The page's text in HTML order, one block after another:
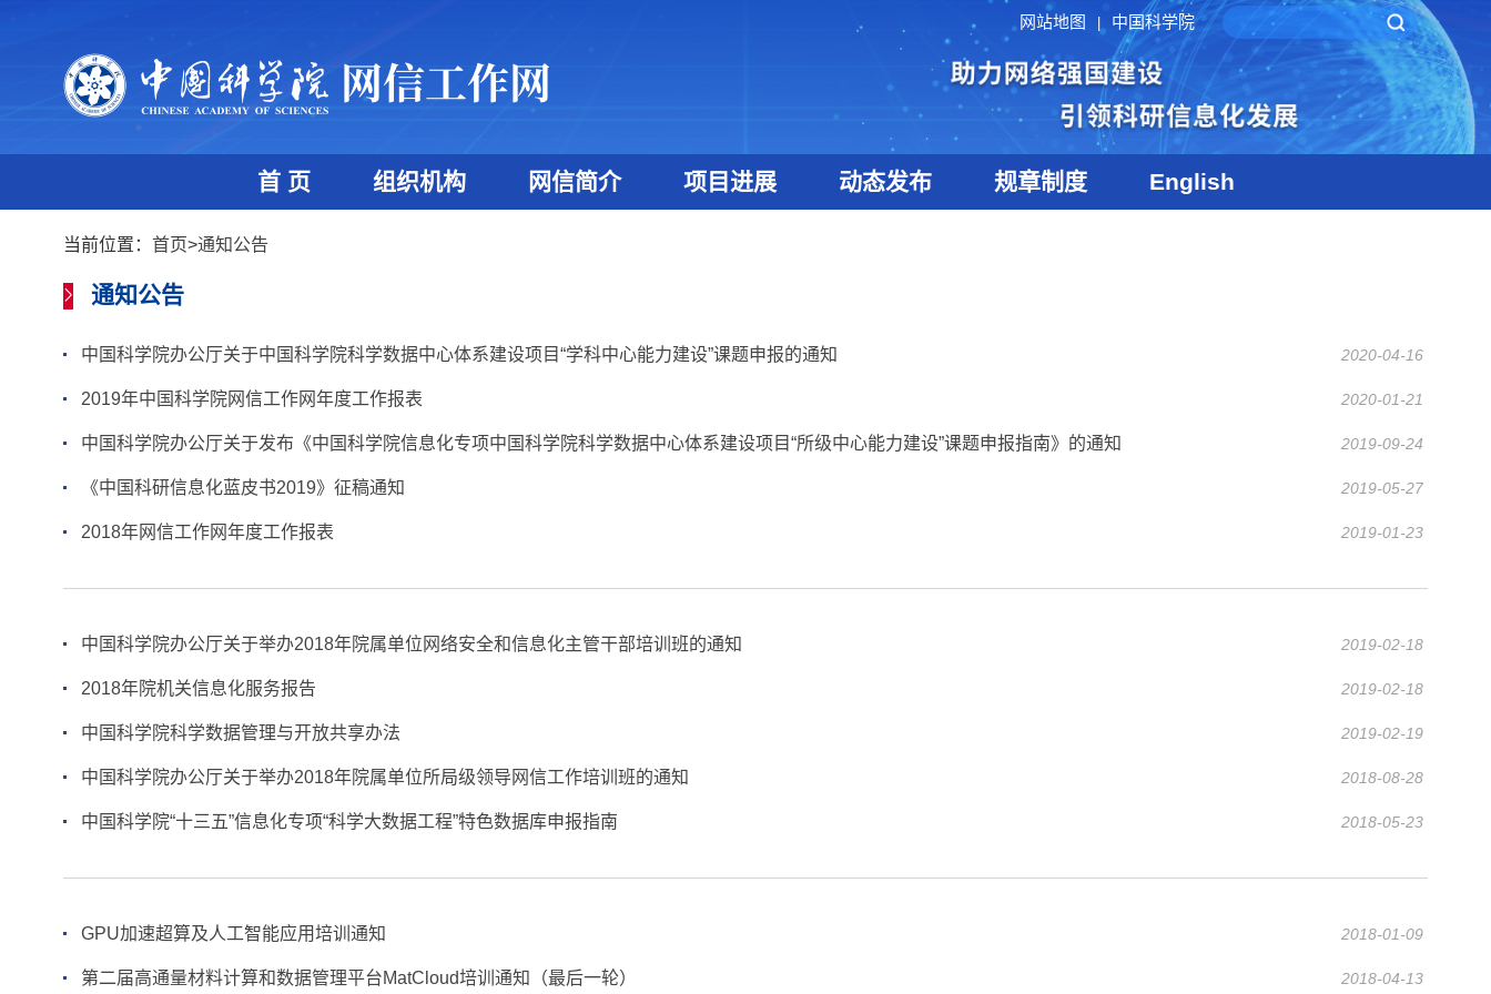
网站地图 中国科学院
首 页 组织机构 网信简介 项目进展 动态发布 规章制度 English
当前位置： 首页>通知公告
通知公告
中国科学院办公厅关于中国科学院科学数据中心体系建设项目“学科中心能力建设”课题申报的通知 2020-04-16
2019年中国科学院网信工作网年度工作报表 2020-01-21
中国科学院办公厅关于发布《中国科学院信息化专项中国科学院科学数据中心体系建设项目“所级中心能力建设”课题申报指南》的通知 2019-09-24
《中国科研信息化蓝皮书2019》征稿通知 2019-05-27
2018年网信工作网年度工作报表 2019-01-23
中国科学院办公厅关于举办2018年院属单位网络安全和信息化主管干部培训班的通知 2019-02-18
2018年院机关信息化服务报告 2019-02-18
中国科学院科学数据管理与开放共享办法 2019-02-19
中国科学院办公厅关于举办2018年院属单位所局级领导网信工作培训班的通知 2018-08-28
中国科学院“十三五”信息化专项“科学大数据工程”特色数据库申报指南 2018-05-23
GPU加速超算及人工智能应用培训通知 2018-01-09
第二届高通量材料计算和数据管理平台MatCloud培训通知（最后一轮） 2018-04-13